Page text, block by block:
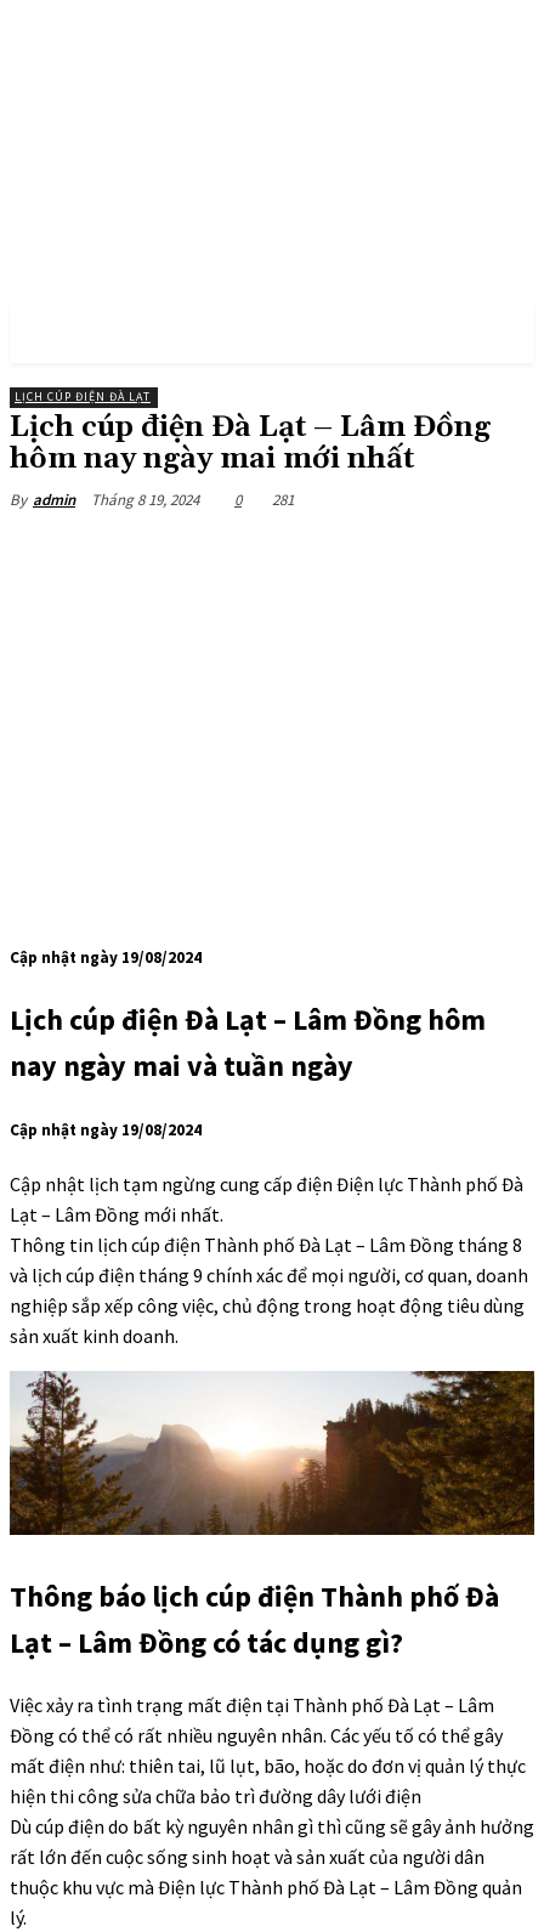
LỊCH CÚP ĐIỆN ĐÀ LẠT
Lịch cúp điện Đà Lạt – Lâm Đồng
hôm nay ngày mai mới nhất
By admin Tháng 8 19, 2024 0 281
Cập nhật ngày 19/08/2024
Lịch cúp điện Đà Lạt – Lâm Đồng hôm
nay ngày mai và tuần ngày
Cập nhật ngày 19/08/2024
Cập nhật lịch tạm ngừng cung cấp điện Điện lực Thành phố Đà
Lạt – Lâm Đồng mới nhất.
Thông tin lịch cúp điện Thành phố Đà Lạt – Lâm Đồng tháng 8
và lịch cúp điện tháng 9 chính xác để mọi người, cơ quan, doanh
nghiệp sắp xếp công việc, chủ động trong hoạt động tiêu dùng
sản xuất kinh doanh.
Thông báo lịch cúp điện Thành phố Đà
Lạt – Lâm Đồng có tác dụng gì?
Việc xảy ra tình trạng mất điện tại Thành phố Đà Lạt – Lâm
Đồng có thể có rất nhiều nguyên nhân. Các yếu tố có thể gây
mất điện như: thiên tai, lũ lụt, bão, hoặc do đơn vị quản lý thực
hiện thi công sửa chữa bảo trì đường dây lưới điện
Dù cúp điện do bất kỳ nguyên nhân gì thì cũng sẽ gây ảnh hưởng
rất lớn đến cuộc sống sinh hoạt và sản xuất của người dân
thuộc khu vực mà Điện lực Thành phố Đà Lạt – Lâm Đồng quản
lý.